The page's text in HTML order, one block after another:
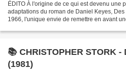
ÉDITO À l'origine de ce qui est devenu une
adaptations du roman de Daniel Keyes,
1966, l'unique envie de remettre en avant
📚 CHRISTOPHER STORK -
(1981)